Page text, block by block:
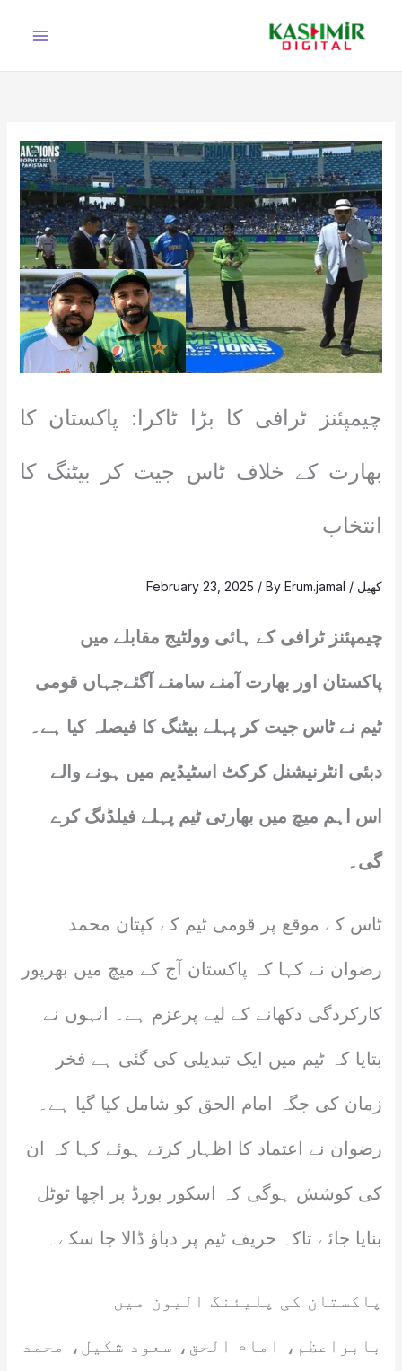
چیمپئنز ٹرافی کا بڑا ٹاکرا: پاکستان کا
بھارت کے خلاف ٹاس جیت کر بیٹنگ کا
انتخاب
کھیل /
February 23, 2025 / ByErum.jamal
چیمپئنز ٹرافی کے ہائی وولٹیج مقابلے میں
پاکستان اور بھارت آمنے سامنے آگئےجہاں قومی
ٹیم نے ٹاس جیت کر پہلے بیٹنگ کا فیصلہ کیا ہے۔
دبئی انٹرنیشنل کرکٹ اسٹیڈیم میں ہونے والے
اس اہم میچ میں بھارتی ٹیم پہلے فیلڈنگ کرے
گی۔
ٹاس کے موقع پر قومی ٹیم کے کپتان محمد
رضوان نے کہا کہ پاکستان آج کے میچ میں بھرپور
کارکردگی دکھانے کے لیے پرعزم ہے۔ انہوں نے
بتایا کہ ٹیم میں ایک تبدیلی کی گئی ہے فخر
زمان کی جگہ امام الحق کو شامل کیا گیا ہے۔
رضوان نے اعتماد کا اظہار کرتے ہوئے کہا کہ ان
کی کوشش ہوگی کہ اسکور بورڈ پر اچھا ٹوٹل
بنایا جائے تاکہ حریف ٹیم پر دباؤ ڈالا جا سکے۔
پاکستان کی پلیئنگ الیون میں
بابراعظم، امام الحق، سعود شکیل، محمد